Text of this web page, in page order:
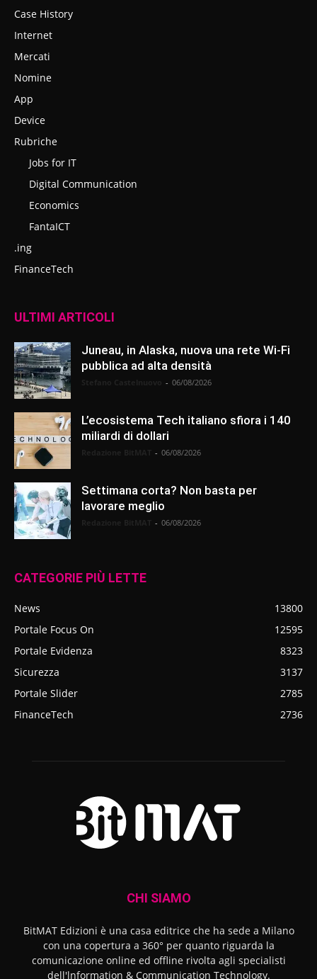
Case History
Internet
Mercati
Nomine
App
Device
Rubriche
Jobs for IT
Digital Communication
Economics
FantaICT
.ing
FinanceTech
ULTIMI ARTICOLI
Juneau, in Alaska, nuova una rete Wi-Fi
pubblica ad alta densità
- 06/08/2026
L’ecosistema Tech italiano sfiora i 140
miliardi di dollari
- 06/08/2026
Settimana corta? Non basta per
lavorare meglio
- 06/08/2026
CATEGORIE PIÙ LETTE
News
13800
Portale Focus On
12595
Portale Evidenza
8323
Sicurezza
3137
Portale Slider
2785
FinanceTech
2736
CHI SIAMO
BitMAT Edizioni è una casa editrice che ha sede a Milano
con una copertura a 360° per quanto riguarda la
comunicazione online ed offline rivolta agli specialisti
dell'lnformation & Communication Technology.